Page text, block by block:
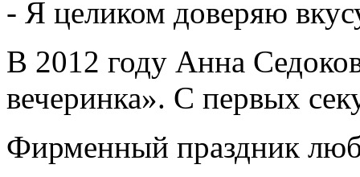
- Я целиком доверяю
В 2012 году Анна
вечеринка». С первых
Фирменный праздник